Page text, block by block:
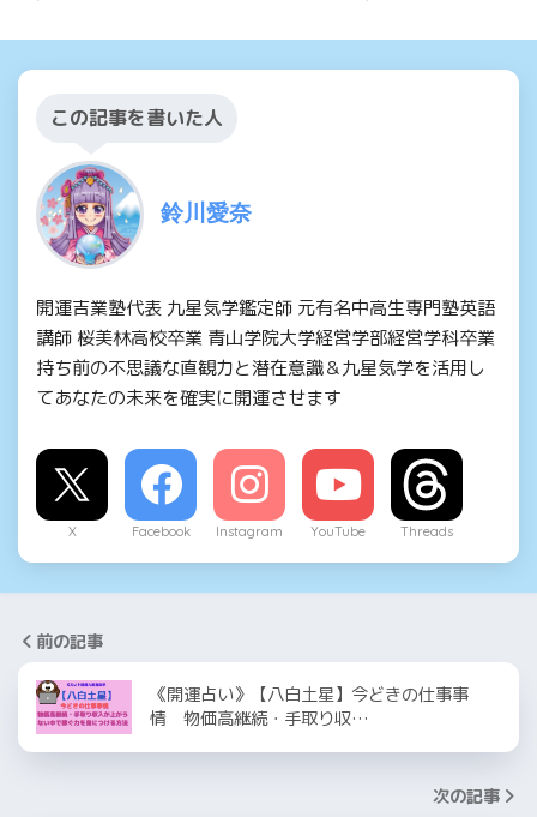
この記事を書いた人
鈴川愛奈
開運吉業塾代表 九星気学鑑定師 元有名中高生専門塾英語
講師 桜美林高校卒業 青山学院大学経営学部経営学科卒業
持ち前の不思議な直観力と潜在意識＆九星気学を活用し
てあなたの未来を確実に開運させます
X Facebook Instagram YouTube Threads
前の記事
《開運占い》【八白土星】今どきの仕事事
情 物価高継続・手取り収…
次の記事